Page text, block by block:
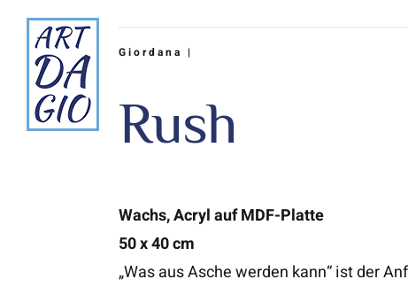
Zum
Inhalt
springen
Giordana |
Rush
Wachs, Acryl auf MDF-Platte
50 x 40 cm
„Was aus Asche werden kann“ ist der